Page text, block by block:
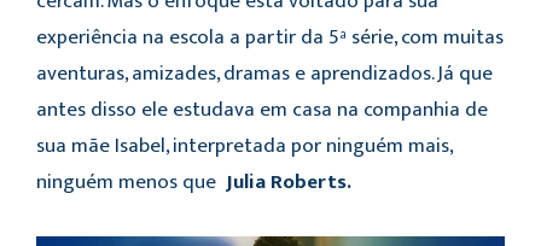
experiência na escola a partir da 5ª série, com muitas
aventuras, amizades, dramas e aprendizados. Já que
antes disso ele estudava em casa na companhia de
sua mãe Isabel, interpretada por ninguém mais,
ninguém menos que Julia Roberts.